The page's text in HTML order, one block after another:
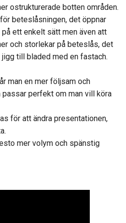
ostrukturerade botten områden.
beteslåsningen, det öppnar
ett enkelt sätt men även att
och storlekar på beteslås, det
till bladed med en fastach.
man en mer följsam och
perfekt om man vill köra
för att ändra presentationen,
mer volym och spänstig